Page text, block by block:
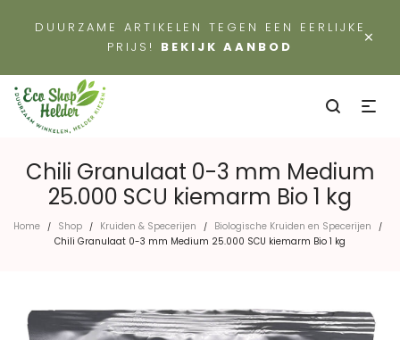
×
DUURZAME ARTIKELEN TEGEN EEN EERLIJKE
PRIJS! BEKIJK AANBOD
Chili Granulaat 0-3 mm Medium
25.000 SCU kiemarm Bio 1 kg
Home / Shop / Kruiden & Specerijen / Biologische Kruiden en Specerijen /
Chili Granulaat 0-3 mm Medium 25.000 SCU kiemarm Bio 1 kg